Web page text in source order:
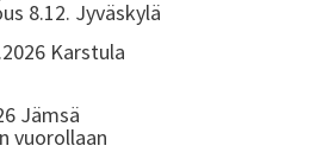
8.12. Jyväskylä
Karstula
Jämsä
vuorollaan